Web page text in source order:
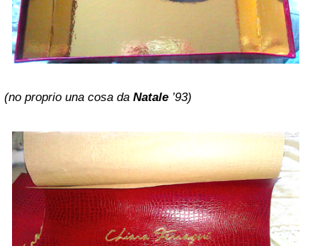
(no proprio una cosa da Natale ’93)